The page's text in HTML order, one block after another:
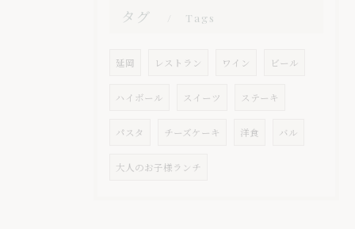
タグ Tags
延岡 レストラン ワイン ビール
ハイボール スイーツ ステーキ
パスタ チーズケーキ 洋食 バル
大人のお子様ランチ